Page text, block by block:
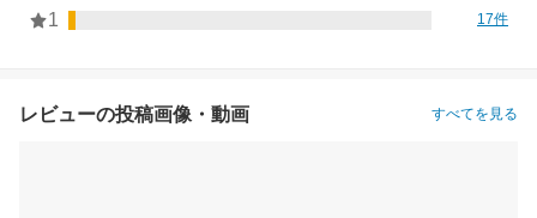
1 17件
レビューの投稿画像・動画 すべてを見る